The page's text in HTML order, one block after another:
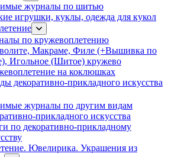
журналы по шитью
игрушки, куклы, одежда для кукол
по кружевоплетению
Макраме, Филе (+Вышивка по
Игольное (Шитое) кружево
на коклюшках
декоративно-прикладного искусства
журналы по другим видам
прикладного искусства
по декоративно-прикладному
Ювелирика. Украшения из